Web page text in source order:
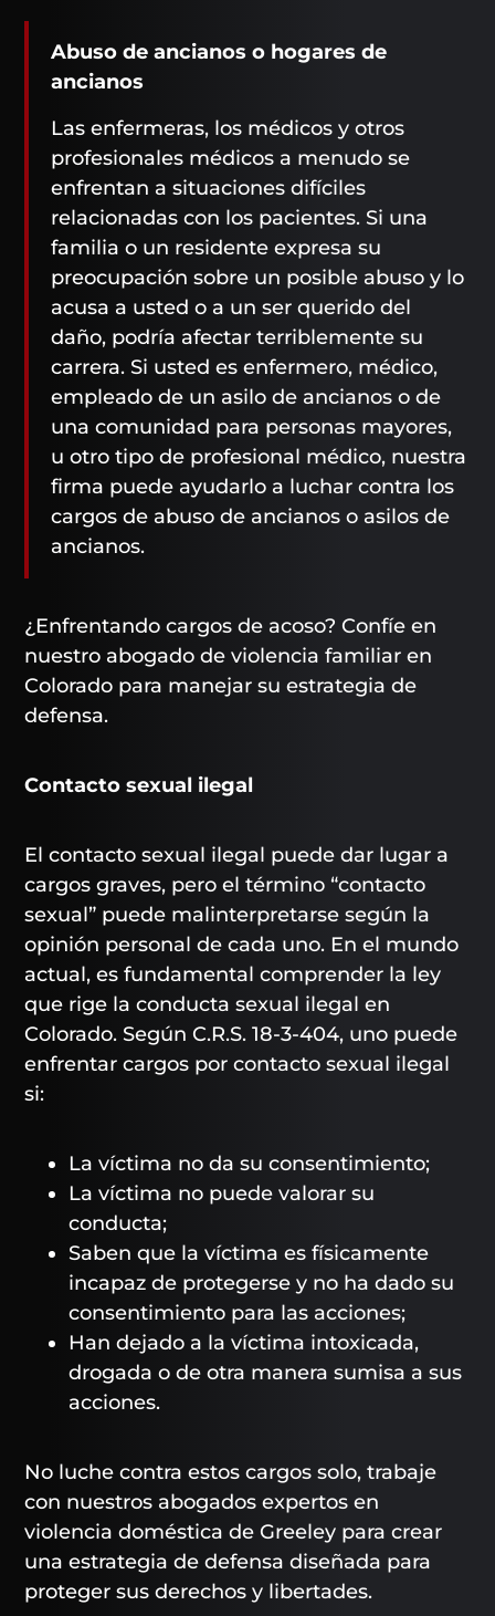
Abuso de ancianos o hogares de
ancianos
Las enfermeras, los médicos y otros
profesionales médicos a menudo se
enfrentan a situaciones difíciles
relacionadas con los pacientes. Si una
familia o un residente expresa su
preocupación sobre un posible abuso y lo
acusa a usted o a un ser querido del
daño, podría afectar terriblemente su
carrera. Si usted es enfermero, médico,
empleado de un asilo de ancianos o de
una comunidad para personas mayores,
u otro tipo de profesional médico, nuestra
firma puede ayudarlo a luchar contra los
cargos de abuso de ancianos o asilos de
ancianos.
¿Enfrentando cargos de acoso? Confíe en
nuestro abogado de violencia familiar en
Colorado para manejar su estrategia de
defensa.
Contacto sexual ilegal
El contacto sexual ilegal puede dar lugar a
cargos graves, pero el término “contacto
sexual” puede malinterpretarse según la
opinión personal de cada uno. En el mundo
actual, es fundamental comprender la ley
que rige la conducta sexual ilegal en
Colorado. Según C.R.S. 18-3-404, uno puede
enfrentar cargos por contacto sexual ilegal
si:
La víctima no da su consentimiento;
La víctima no puede valorar su
conducta;
Saben que la víctima es físicamente
incapaz de protegerse y no ha dado su
consentimiento para las acciones;
Han dejado a la víctima intoxicada,
drogada o de otra manera sumisa a sus
acciones.
No luche contra estos cargos solo, trabaje
con nuestros abogados expertos en
violencia doméstica de Greeley para crear
una estrategia de defensa diseñada para
proteger sus derechos y libertades.